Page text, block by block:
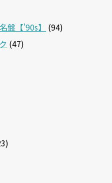
盤【'90s】
(94)
(47)